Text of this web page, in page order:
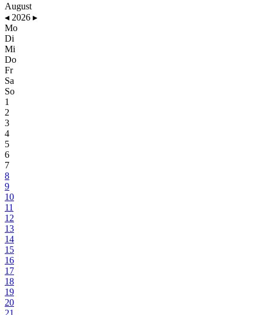
August
◂ 2026 ▸
Mo
Di
Mi
Do
Fr
Sa
So
1
2
3
4
5
6
7
8
9
10
11
12
13
14
15
16
17
18
19
20
21